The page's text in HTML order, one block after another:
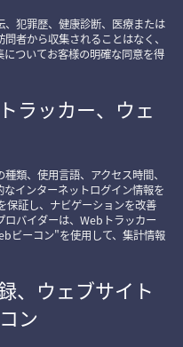
犯罪歴、健康診断、医療または
者から収集されることはなく、
ついてお客様の明確な同意を得
ラッカー、ウェ
類、使用言語、アクセス時間、
インターネットログイン情報を
保証し、ナビゲーションを改善
バイダーは、Webトラッカー
ビーコン"を使用して、集計情報
、ウェブサイト
ン